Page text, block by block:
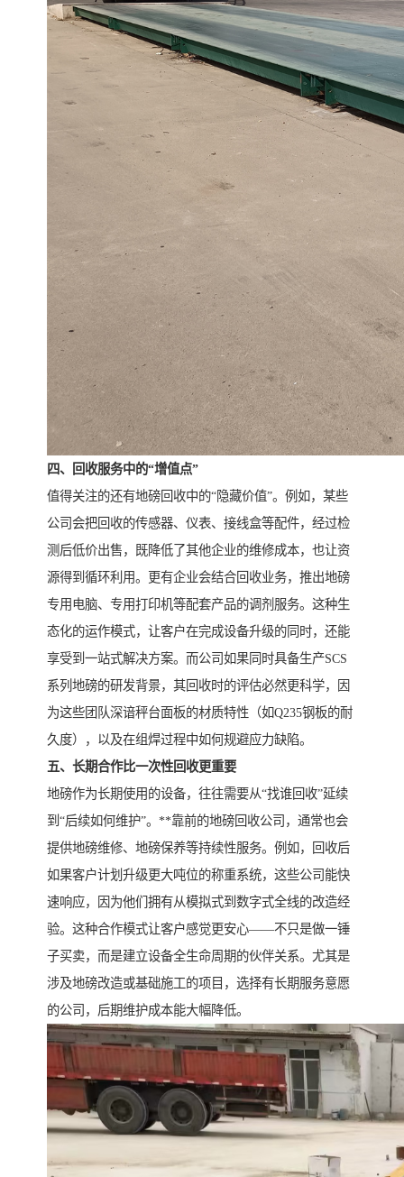
四、回收服务中的“增值点”
值得关注的还有地磅回收中的“隐藏价值”。例如，某些
公司会把回收的传感器、仪表、接线盒等配件，经过检
测后低价出售，既降低了其他企业的维修成本，也让资
源得到循环利用。更有企业会结合回收业务，推出地磅
专用电脑、专用打印机等配套产品的调剂服务。这种生
态化的运作模式，让客户在完成设备升级的同时，还能
享受到一站式解决方案。而公司如果同时具备生产SCS
系列地磅的研发背景，其回收时的评估必然更科学，因
为这些团队深谙秤台面板的材质特性（如Q235钢板的耐
久度），以及在组焊过程中如何规避应力缺陷。
五、长期合作比一次性回收更重要
地磅作为长期使用的设备，往往需要从“找谁回收”延续
到“后续如何维护”。**靠前的地磅回收公司，通常也会
提供地磅维修、地磅保养等持续性服务。例如，回收后
如果客户计划升级更大吨位的称重系统，这些公司能快
速响应，因为他们拥有从模拟式到数字式全线的改造经
验。这种合作模式让客户感觉更安心——不只是做一锤
子买卖，而是建立设备全生命周期的伙伴关系。尤其是
涉及地磅改造或基础施工的项目，选择有长期服务意愿
的公司，后期维护成本能大幅降低。